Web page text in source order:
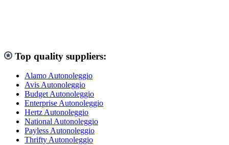
Top quality suppliers:
Alamo Autonoleggio
Avis Autonoleggio
Budget Autonoleggio
Enterprise Autonoleggio
Hertz Autonoleggio
National Autonoleggio
Payless Autonoleggio
Thrifty Autonoleggio